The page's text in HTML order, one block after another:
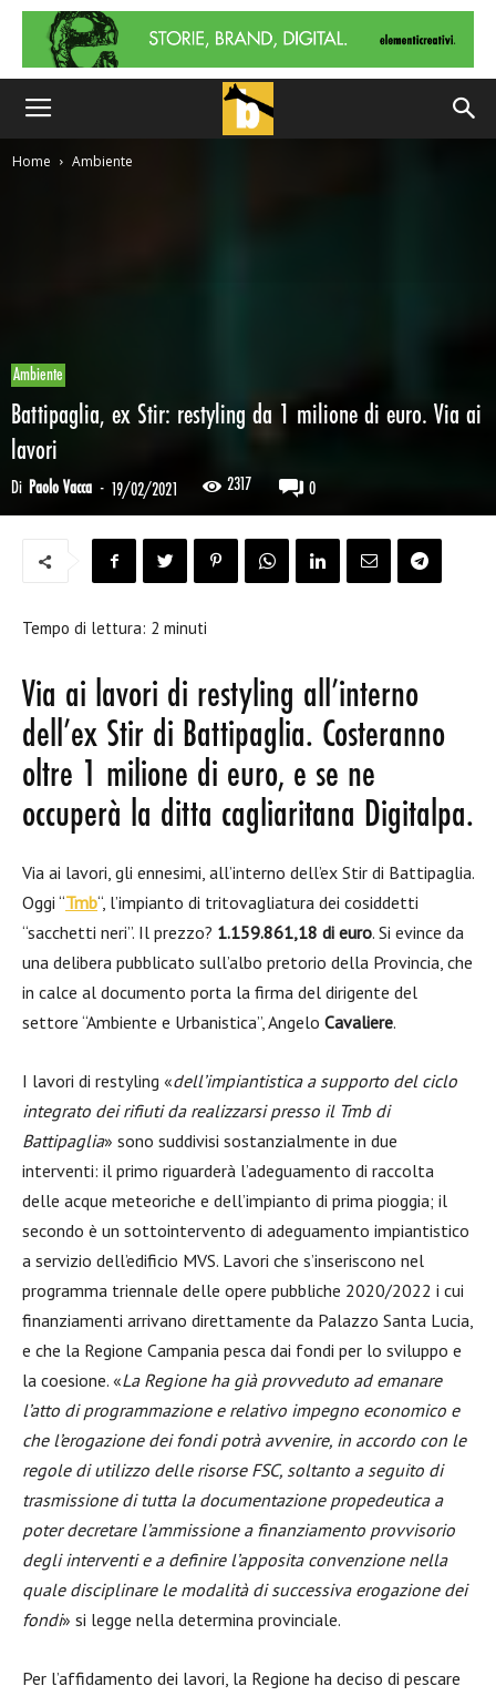
Home Ambiente
Ambiente
Battipaglia, ex Stir: restyling da 1 milione di euro. Via ai
lavori
Di Paolo Vacca - 19/02/2021 2317 0
Tempo di lettura: 2 minuti
Via ai lavori di restyling all’interno
dell’ex Stir di Battipaglia. Costeranno
oltre 1 milione di euro, e se ne
occuperà la ditta cagliaritana Digitalpa.
Via ai lavori, gli ennesimi, all’interno dell’ex Stir di Battipaglia.
Oggi “Tmb“, l’impianto di tritovagliatura dei cosiddetti
“sacchetti neri”. Il prezzo? 1.159.861,18 di euro. Si evince da
una delibera pubblicato sull’albo pretorio della Provincia, che
in calce al documento porta la firma del dirigente del
settore “Ambiente e Urbanistica”, Angelo Cavaliere.
I lavori di restyling «dell’impiantistica a supporto del ciclo
integrato dei rifiuti da realizzarsi presso il Tmb di
Battipaglia» sono suddivisi sostanzialmente in due
interventi: il primo riguarderà l’adeguamento di raccolta
delle acque meteoriche e dell’impianto di prima pioggia; il
secondo è un sottointervento di adeguamento impiantistico
a servizio dell’edificio MVS. Lavori che s’inseriscono nel
programma triennale delle opere pubbliche 2020/2022 i cui
finanziamenti arrivano direttamente da Palazzo Santa Lucia,
e che la Regione Campania pesca dai fondi per lo sviluppo e
la coesione. «La Regione ha già provveduto ad emanare
l’atto di programmazione e relativo impegno economico e
che l’erogazione dei fondi potrà avvenire, in accordo con le
regole di utilizzo delle risorse FSC, soltanto a seguito di
trasmissione di tutta la documentazione propedeutica a
poter decretare l’ammissione a finanziamento provvisorio
degli interventi e a definire l’apposita convenzione nella
quale disciplinare le modalità di successiva erogazione dei
fondi» si legge nella determina provinciale.
Per l’affidamento dei lavori, la Regione ha deciso di pescare